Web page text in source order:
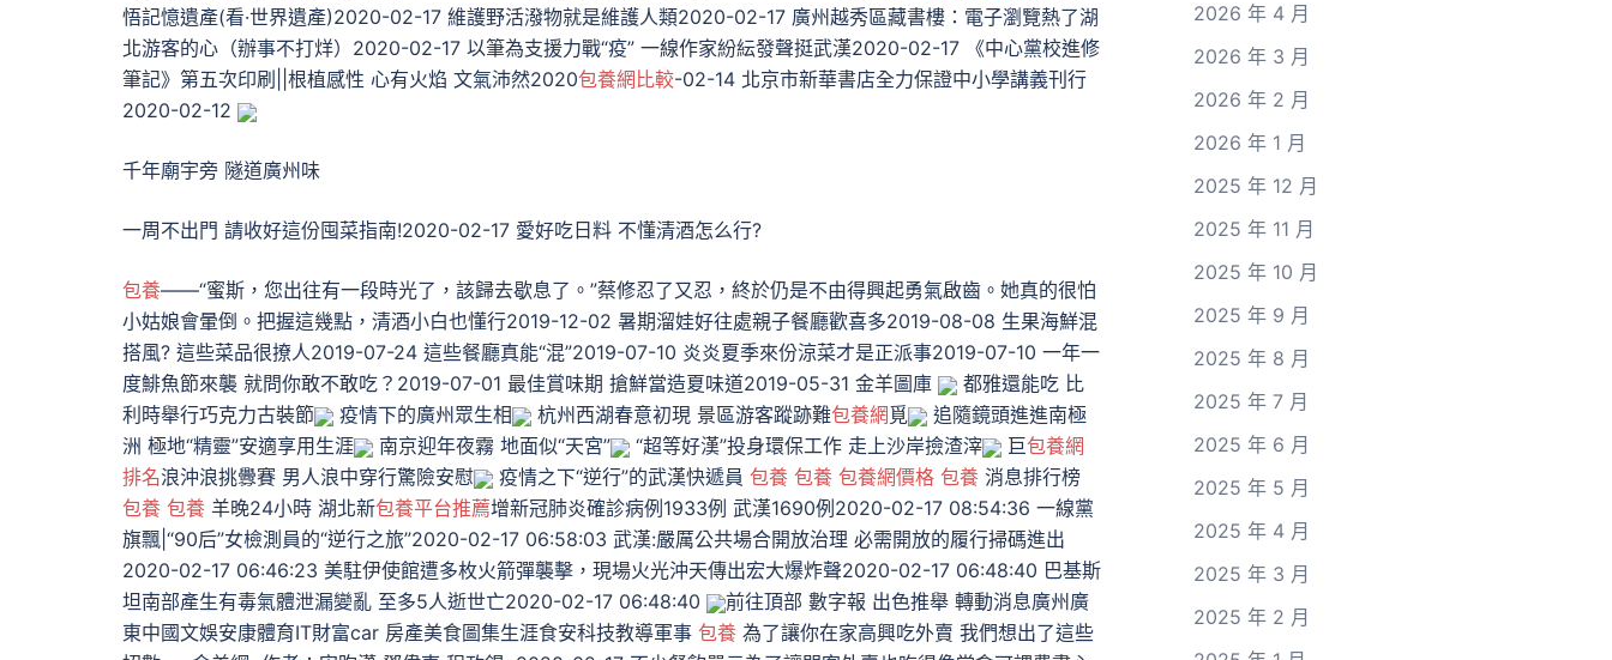
悟記憶遺產(看·世界遺產)2020-02-17 維護野活潑物就是維護人類2020-02-17 廣州越秀區藏書樓：電子瀏覽熱了湖
北游客的心（辦事不打烊）2020-02-17 以筆為支援力戰“疫” 一線作家紛紜發聲挺武漢2020-02-17 ​《中心黨校進修
筆記》第五次印刷||根植感性 心有火焰 文氣沛然2020包養網比較-02-14 北京市新華書店全力保證中小學講義刊行
2020-02-12
千年廟宇旁 隧道廣州味
一周不出門 請收好這份囤菜指南!2020-02-17 愛好吃日料 不懂清酒怎么行?
包養——“蜜斯，您出往有一段時光了，該歸去歇息了。”蔡修忍了又忍，終於仍是不由得興起勇氣啟齒。她真的很怕
小姑娘會暈倒。把握這幾點，清酒小白也懂行2019-12-02 暑期溜娃好往處親子餐廳歡喜多2019-08-08 生果海鮮混
搭風? 這些菜品很撩人2019-07-24 這些餐廳真能“混”2019-07-10 炎炎夏季來份涼菜才是正派事2019-07-10 一年一
度鯡魚節來襲 就問你敢不敢吃？2019-07-01 最佳賞味期 搶鮮當造夏味道2019-05-31 金羊圖庫
都雅還能吃 比
利時舉行巧克力古裝節
疫情下的廣州眾生相 杭州西湖春意初現 景區游客蹤跡難包養網覓
追隨鏡頭進進南極
洲 極地“精靈”安適享用生涯
南京迎年夜霧 地面似“天宮” “超等好漢”投身環保工作 走上沙岸撿渣滓 巨包養網
排名浪沖浪挑釁賽 男人浪中穿行驚險安慰 疫情之下“逆行”的武漢快遞員 包養 包養 包養網價格 包養 消息排行榜
包養 包養 羊晚24小時 湖北新包養平台推薦增新冠肺炎確診病例1933例 武漢1690例2020-02-17 08:54:36 一線黨
旗飄|“90后”女檢測員的“逆行之旅”2020-02-17 06:58:03 武漢:嚴厲公共場合開放治理 必需開放的履行掃碼進出
2020-02-17 06:46:23 美駐伊使館遭多枚火箭彈襲擊，現場火光沖天傳出宏大爆炸聲2020-02-17 06:48:40 巴基斯
坦南部產生有毒氣體泄漏變亂 至多5人逝世亡2020-02-17 06:48:40
前往頂部 數字報 出色推舉 轉動消息廣州廣
東中國文娛安康體育IT財富car 房產美食圖集生涯食安科技教導軍事 包養 為了讓你在家高興吃外賣 我們想出了這些
2026 年 4 月
2026 年 3 月
2026 年 2 月
2026 年 1 月
2025 年 12 月
2025 年 11 月
2025 年 10 月
2025 年 9 月
2025 年 8 月
2025 年 7 月
2025 年 6 月
2025 年 5 月
2025 年 4 月
2025 年 3 月
2025 年 2 月